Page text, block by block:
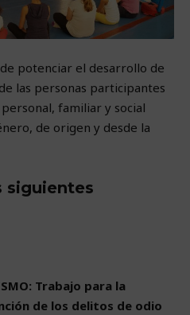
potenciar el desarrollo de
las personas participantes
familiar y social
de origen y desde la
siguientes
Trabajo para la
de los delitos de odio